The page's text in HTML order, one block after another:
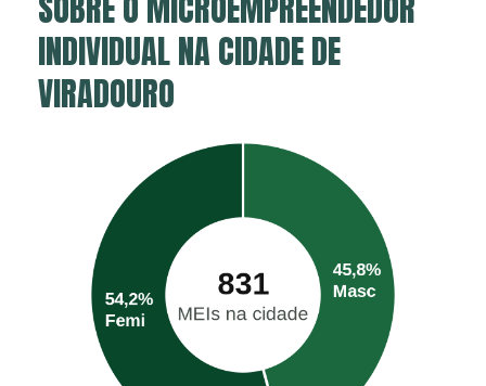
INDIVIDUAL NA CIDADE DE
VIRADOURO